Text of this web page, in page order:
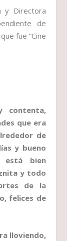
y Directora
de
fue “Cine
contenta,
que era
de
y bueno
está bien
y todo
de la
felices de
lloviendo,